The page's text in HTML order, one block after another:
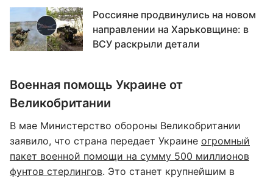
Россияне продвинулись на новом
направлении на Харьковщине: в
ВСУ раскрыли детали
Военная помощь Украине от
Великобритании
В мае Министерство обороны Великобритании
заявило, что страна передает Украине огромный
пакет военной помощи на сумму 500 миллионов
фунтов стерлингов. Это станет крупнейшим в